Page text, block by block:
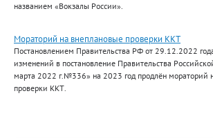
названием «Вокзалы России».
Мораторий на внеплановые проверки ККТ
Постановлением Правительства РФ от 29.12.2022
изменений в постановление Правительства
марта 2022 г.№336» на 2023 год продлён мораторий
проверки ККТ.